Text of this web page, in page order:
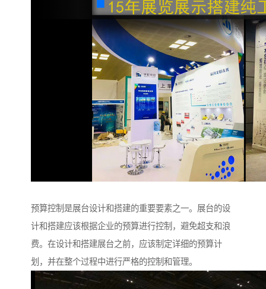
预算控制是展台设计和搭建的重要要素之一。展台的设
计和搭建应该根据企业的预算进行控制，避免超支和浪
费。在设计和搭建展台之前，应该制定详细的预算计
划，并在整个过程中进行严格的控制和管理。